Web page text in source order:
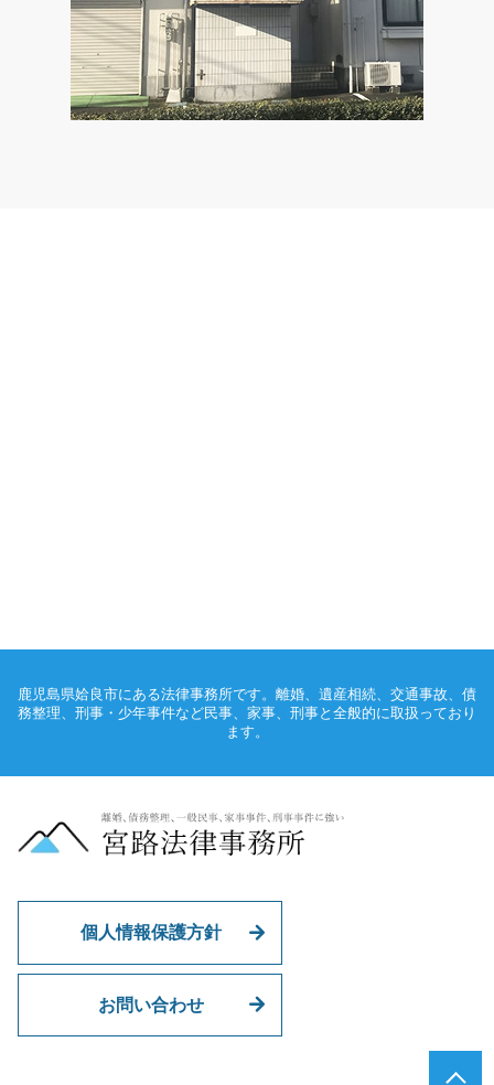
鹿児島県姶良市にある法律事務所です。離婚、遺産相続、交通事故、債
務整理、刑事・少年事件など民事、家事、刑事と全般的に取扱っており
ます。
個人情報保護方針
お問い合わせ